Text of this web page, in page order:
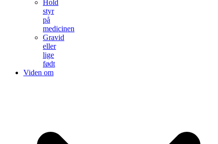
Hold
styr
på
medicinen
Gravid
eller
lige
født
Viden om